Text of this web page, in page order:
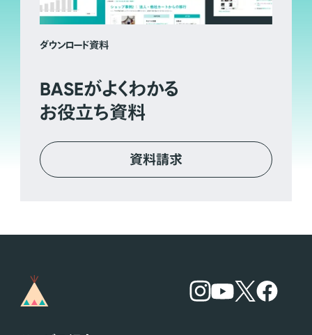
ダウンロード資料
BASEがよくわかる
お役立ち資料
資料請求